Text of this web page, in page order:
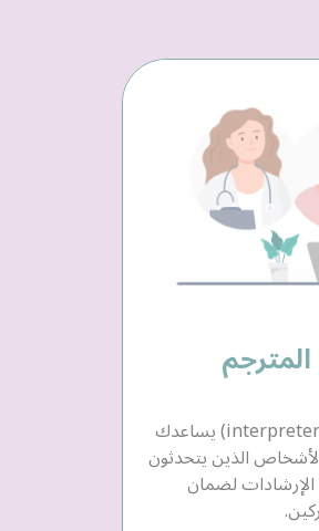
العمل مع مترجم شفهي (interpreter) يساعدك
الذين يتحدثون
الإرشادات لضمان